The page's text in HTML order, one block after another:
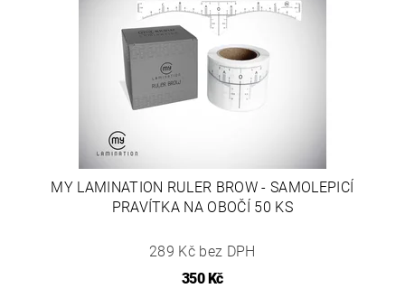
MY LAMINATION RULER BROW - SAMOLEPICÍ
PRAVÍTKA NA OBOČÍ 50 KS
289 Kč bez DPH
350 Kč